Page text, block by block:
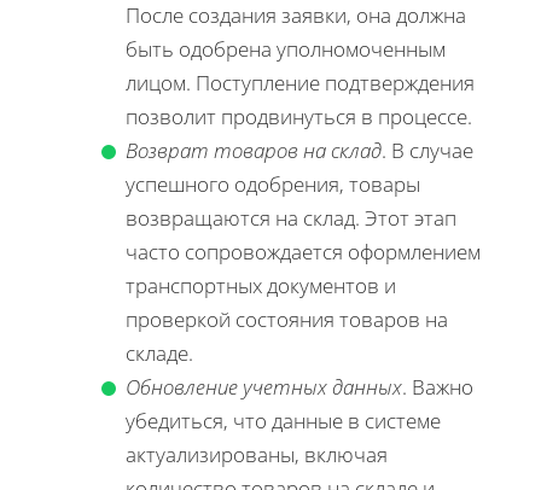
После создания заявки, она должна
быть одобрена уполномоченным
лицом. Поступление подтверждения
позволит продвинуться в процессе.
Возврат товаров на склад. В случае
успешного одобрения, товары
возвращаются на склад. Этот этап
часто сопровождается оформлением
транспортных документов и
проверкой состояния товаров на
складе.
Обновление учетных данных. Важно
убедиться, что данные в системе
актуализированы, включая